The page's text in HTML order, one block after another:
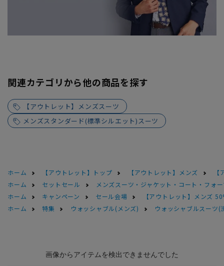
関連カテゴリから他の商品を探す
【アウトレット】メンズスーツ
メンズスタンダード(標準シルエット)スーツ
ホーム 【アウトレット】トップ 【アウトレット】メンズ
ホーム
セットセール
メンズスーツ・ジャケット・コート・フォ
ホーム
キャンペーン セール会場
【アウトレット】メンズ
ホーム
特集 ウォッシャブル(メンズ) ウォッシャブルスーツ(